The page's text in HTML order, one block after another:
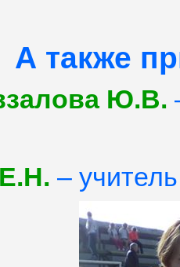
А также
Ю.В.
–